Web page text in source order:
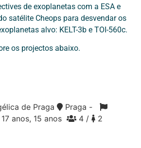
de exoplanetas com a ESA e
satélite Cheops para desvendar os
alvo: KELT-3b e TOI-560c.
os projectos abaixo.
de Praga
Praga -
17 anos, 15 anos 4 / 2